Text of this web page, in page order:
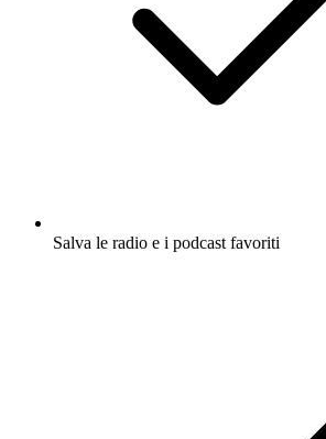
Salva le radio e i podcast favoriti